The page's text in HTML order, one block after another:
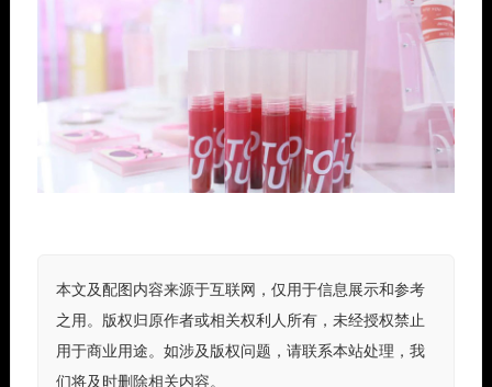
本文及配图内容来源于互联网，仅用于信息展示和参考
之用。版权归原作者或相关权利人所有，未经授权禁止
用于商业用途。如涉及版权问题，请联系本站处理，我
们将及时删除相关内容。